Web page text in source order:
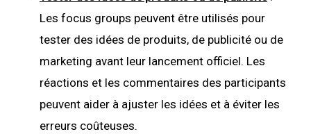
Les focus groups peuvent être utilisés pour
tester des idées de produits, de publicité ou de
marketing avant leur lancement officiel. Les
réactions et les commentaires des participants
peuvent aider à ajuster les idées et à éviter les
erreurs coûteuses.